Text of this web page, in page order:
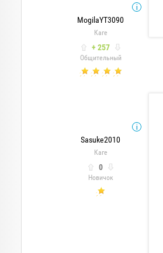
MogilaYT3090
Каге
+ 257
Общительный
Sasuke2010
Каге
0
Новичок